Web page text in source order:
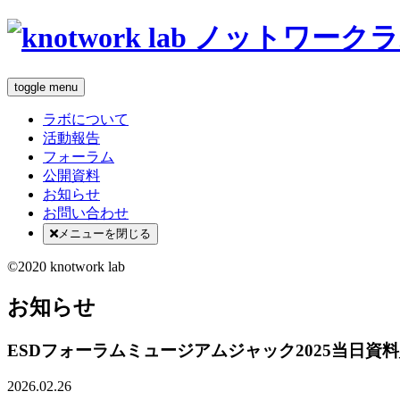
toggle menu
ラボについて
活動報告
フォーラム
公開資料
お知らせ
お問い合わせ
メニューを閉じる
©2020 knotwork lab
お知らせ
ESDフォーラムミュージアムジャック2025当日資料
2026.02.26